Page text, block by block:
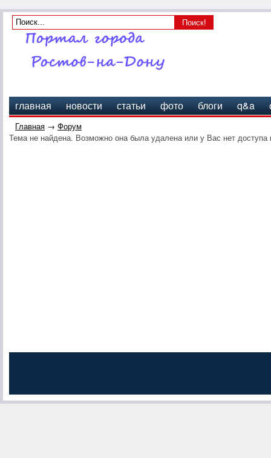
главная новости статьи фото блоги q&a
Главная → Форум
Тема не найдена. Возможно она была удалена или у Вас нет доступа